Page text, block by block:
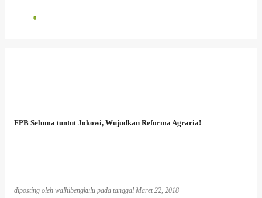
0
FPB Seluma tuntut Jokowi, Wujudkan Reforma Agraria!
diposting oleh walhibengkulu pada tanggal Maret 22, 2018